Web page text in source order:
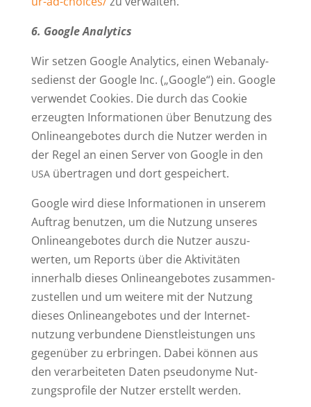
6. Google Analytics
Wir setzen Google Ana­lytics, einen Web­ana­ly­
se­dienst der Google Inc. („Google“) ein. Google
ver­wendet Cookies. Die durch das Cookie
erzeugten Infor­ma­tionen über Benutzung des
Online­an­ge­botes durch die Nutzer werden in
der Regel an einen Server von Google in den
USAüber­tragen und dort gespeichert.
Google wird diese Infor­ma­tionen in unserem
Auftrag benutzen, um die Nutzung unseres
Online­an­ge­botes durch die Nutzer aus­zu­
werten, um Reports über die Akti­vi­täten
innerhalb dieses Online­an­ge­botes zusam­men­
zu­stellen und um weitere mit der Nutzung
dieses Online­an­ge­botes und der Inter­net­
nutzung ver­bundene Dienst­leis­tungen uns
gegenüber zu erbringen. Dabei können aus
den ver­ar­bei­teten Daten pseud­onyme Nut­
zungs­profile der Nutzer erstellt werden.